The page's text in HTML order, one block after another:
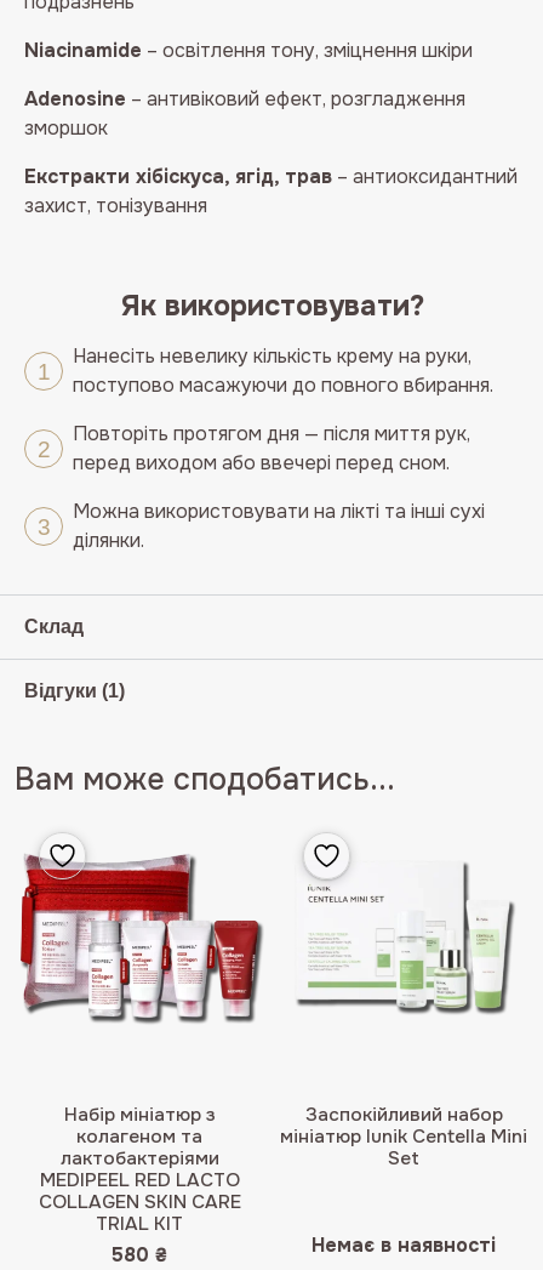
Niacinamide – освітлення тону, зміцнення шкіри
Adenosine – антивіковий ефект, розгладження
зморшок
Екстракти хібіскуса, ягід, трав – антиоксидантний
захист, тонізування
Як використовувати?
Нанесіть невелику кількість крему на руки,
поступово масажуючи до повного вбирання.
Повторіть протягом дня — після миття рук,
перед виходом або ввечері перед сном.
Можна використовувати на лікті та інші сухі
ділянки.
Склад
Відгуки (1)
Вам може сподобатись...
Набір мініатюр з
колагеном та
лактобактеріями
MEDIPEEL RED LACTO
COLLAGEN SKIN CARE
TRIAL KIT
580 ₴
Заспокійливий набор
мініатюр Iunik Centella Mini
Set
Немає в наявності